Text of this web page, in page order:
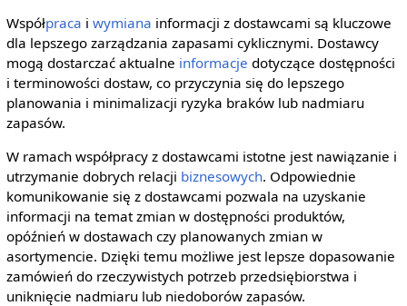
Współpraca i wymiana informacji z dostawcami są kluczowe
dla lepszego zarządzania zapasami cyklicznymi. Dostawcy
mogą dostarczać aktualne informacje dotyczące dostępności
i terminowości dostaw, co przyczynia się do lepszego
planowania i minimalizacji ryzyka braków lub nadmiaru
zapasów.
W ramach współpracy z dostawcami istotne jest nawiązanie i
utrzymanie dobrych relacji biznesowych. Odpowiednie
komunikowanie się z dostawcami pozwala na uzyskanie
informacji na temat zmian w dostępności produktów,
opóźnień w dostawach czy planowanych zmian w
asortymencie. Dzięki temu możliwe jest lepsze dopasowanie
zamówień do rzeczywistych potrzeb przedsiębiorstwa i
uniknięcie nadmiaru lub niedoborów zapasów.